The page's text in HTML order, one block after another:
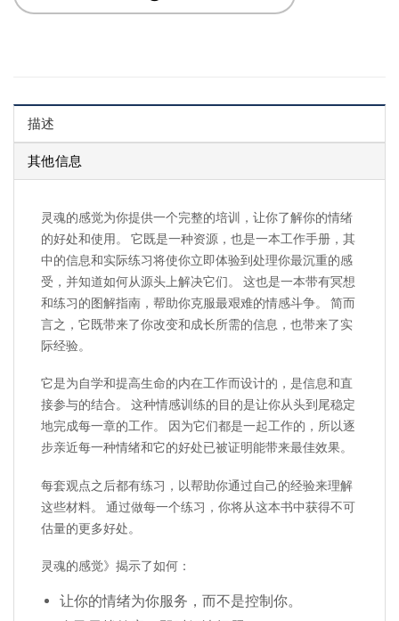
描述
其他信息
灵魂的感觉为你提供一个完整的培训，让你了解你的情绪
的好处和使用。 它既是一种资源，也是一本工作手册，其
中的信息和实际练习将使你立即体验到处理你最沉重的感
受，并知道如何从源头上解决它们。 这也是一本带有冥想
和练习的图解指南，帮助你克服最艰难的情感斗争。 简而
言之，它既带来了你改变和成长所需的信息，也带来了实
际经验。
它是为自学和提高生命的内在工作而设计的，是信息和直
接参与的结合。 这种情感训练的目的是让你从头到尾稳定
地完成每一章的工作。 因为它们都是一起工作的，所以逐
步亲近每一种情绪和它的好处已被证明能带来最佳效果。
每套观点之后都有练习，以帮助你通过自己的经验来理解
这些材料。 通过做每一个练习，你将从这本书中获得不可
估量的更多好处。
灵魂的感觉》揭示了如何：
让你的情绪为你服务，而不是控制你。